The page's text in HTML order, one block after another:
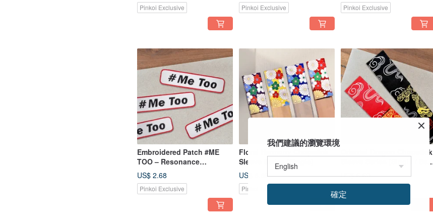
Pinkoi Exclusive Pinkoi Exclusive Pinkoi Exclusive
Embroidered Patch #ME
TOO – Resonance
Amplification Project
US$ 2.68
Pinkoi Exclusive
Floral Harmony Chopstick
Sleeve Series (Single)
US$ 6.69
Pinkoi Exclusive
Oriental Dragon Chopstick
US$ 6.69
我們建議的瀏覽環境
確定